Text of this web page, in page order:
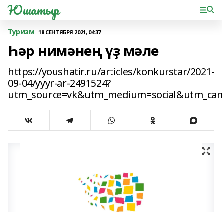
Юшатыр
Туризм 18 СЕНТЯБРЯ 2021, 04:37
Һәр нимәнең үҙ мәле
https://youshatir.ru/articles/konkurstar/2021-
09-04/yyyr-ar-2491524?